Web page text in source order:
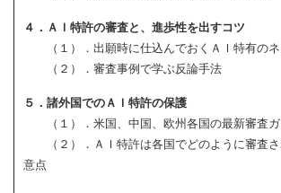
４．ＡＩ特許の審査と、進歩性を出すコツ
（１）．出願時に仕込んでおくＡＩ特有のネ
（２）．審査事例で学ぶ反論手法
５．諸外国でのＡＩ特許の保護
（１）．米国、中国、欧州各国の最新審査ガ
（２）．ＡＩ特許は各国でどのように審査さ
意点